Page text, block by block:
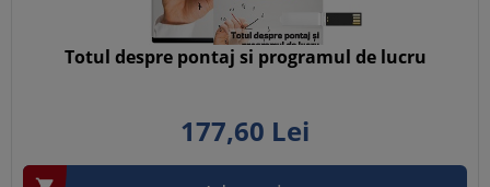
Totul despre pontaj si programul de lucru
177,60 Lei